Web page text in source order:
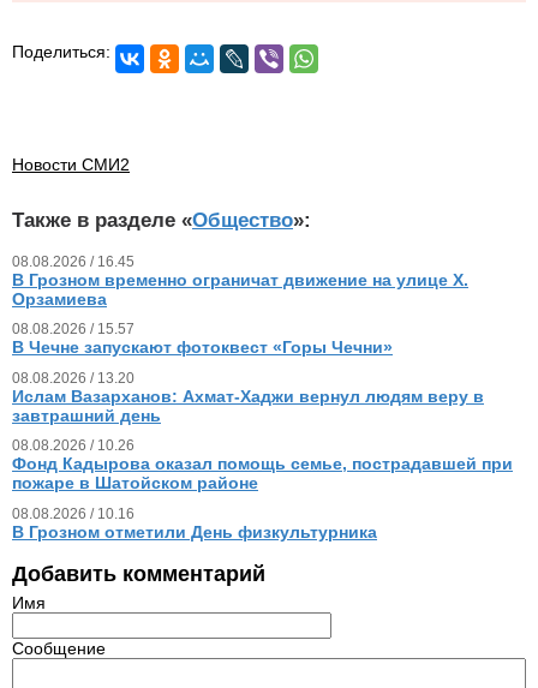
Поделиться:
Новости СМИ2
Также в разделе «Общество»:
08.08.2026 / 16.45
В Грозном временно ограничат движение на улице Х.
Орзамиева
08.08.2026 / 15.57
В Чечне запускают фотоквест «Горы Чечни»
08.08.2026 / 13.20
Ислам Вазарханов: Ахмат-Хаджи вернул людям веру в
завтрашний день
08.08.2026 / 10.26
Фонд Кадырова оказал помощь семье, пострадавшей при
пожаре в Шатойском районе
08.08.2026 / 10.16
В Грозном отметили День физкультурника
Добавить комментарий
Имя
Сообщение